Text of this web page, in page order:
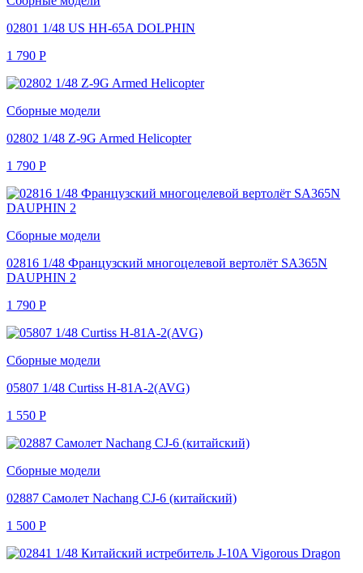
02801 1/48 US HH-65A DOLPHIN
1 790 Р
Сборные модели
02802 1/48 Z-9G Armed Helicopter
1 790 Р
Сборные модели
02816 1/48 Французский многоцелевой вертолёт SA365N
DAUPHIN 2
1 790 Р
Сборные модели
05807 1/48 Curtiss H-81A-2(AVG)
1 550 Р
Сборные модели
02887 Самолет Nachang CJ-6 (китайский)
1 500 Р